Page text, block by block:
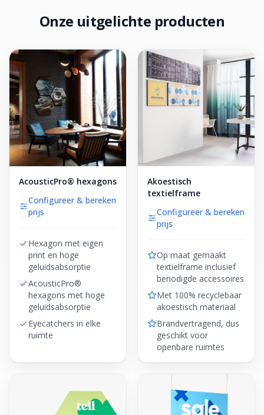
Onze uitgelichte producten
AcousticPro® hexagons
Configureer & bereken
prijs
Hexagon met eigen
print en hoge
geluidsabsorptie
AcousticPro®
hexagons met hoge
geluidsabsorptie
Eyecatchers in elke
ruimte
Akoestisch
textielframe
Configureer & bereken
prijs
Op maat gemaakt
textielframe inclusief
benodigde accessoires
Met 100% recyclebaar
akoestisch materiaal
Brandvertragend, dus
geschikt voor
openbare ruimtes